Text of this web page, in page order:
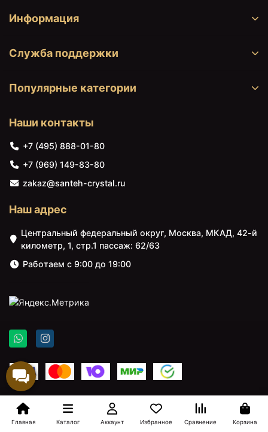
Информация
Служба поддержки
Популярные категории
Наши контакты
+7 (495) 888-01-80
+7 (969) 149-83-80
zakaz@santeh-crystal.ru
Наш адрес
Центральный федеральный округ, Москва, МКАД, 42-й
километр, 1, стр.1 пассаж: 62/63
Работаем с 9:00 до 19:00
Главная Каталог Аккаунт Избранное Сравнение Корзина